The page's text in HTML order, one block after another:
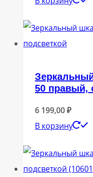
50 правый,
6 199,00₽
В корзину